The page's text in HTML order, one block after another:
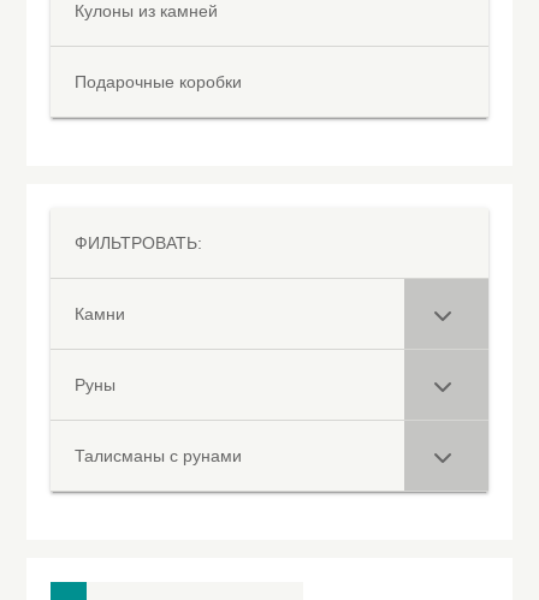
Кулоны из камней
Подарочные коробки
ФИЛЬТРОВАТЬ:
Камни
Руны
Талисманы с рунами